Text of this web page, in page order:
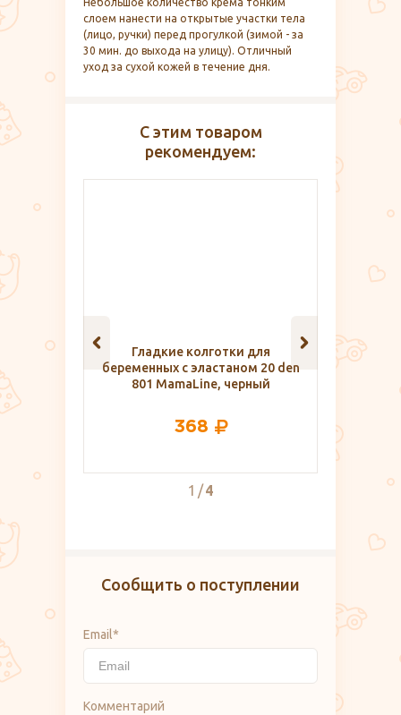
слоем нанести на открытые участки тела
(лицо, ручки) перед прогулкой (зимой - за
30 мин. до выхода на улицу). Отличный
уход за сухой кожей в течение дня.
С этим товаром
рекомендуем:
для
20 den
черный
Теплый грудничковый
комплект распашонка чепчик
рукавички 0+, Little Me
419
2 4
Сообщить о поступлении
Email*
Комментарий